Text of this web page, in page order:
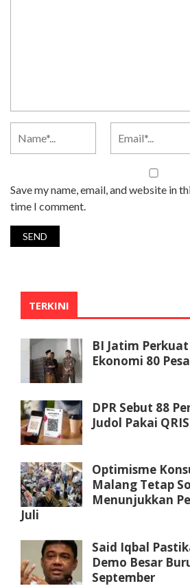
Save my name, email, and website in
time I comment.
TERKINI
BI Jatim
Ekonomi 80
DPR Sebut 88
Judol Pakai QRIS
Optimisme
Malang Tetap
Menunjukkan
Juli
Said Iqbal
Demo Besar
September